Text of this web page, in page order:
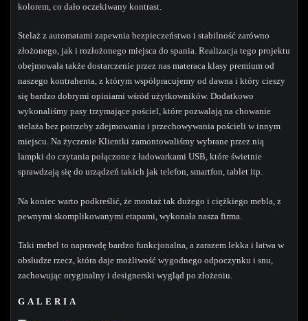
kolorem, co dało oczekiwany kontrast.
Stelaż z automatami zapewnia bezpieczeństwo i stabilność zarówno
złożonego, jak i rozłożonego miejsca do spania. Realizacja tego projektu
obejmowała także dostarczenie przez nas materaca klasy premium od
naszego kontrahenta, z którym współpracujemy od dawna i który cieszy
się bardzo dobrymi opiniami wśród użytkowników. Dodatkowo
wykonaliśmy pasy trzymające pościel, które pozwalają na chowanie
stelaża bez potrzeby zdejmowania i przechowywania pościeli w innym
miejscu. Na życzenie Klientki zamontowaliśmy wybrane przez nią
lampki do czytania połączone z ładowarkami USB, które świetnie
sprawdzają się do urządzeń takich jak telefon, smartfon, tablet itp.
Na koniec warto podkreślić, że montaż tak dużego i ciężkiego mebla, z
pewnymi skomplikowanymi etapami, wykonała nasza firma.
Taki mebel to naprawdę bardzo funkcjonalna, a zarazem lekka i łatwa w
obsłudze rzecz, która daje możliwość wygodnego odpoczynku i snu,
zachowując oryginalny i designerski wygląd po złożeniu.
GALERIA